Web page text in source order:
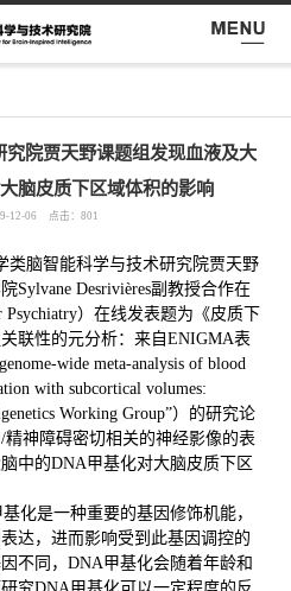
院贾天野课题组发现血液及大
脑皮质下区域体积的影响
12-06 点击：801
类脑智能科学与技术研究院贾天野
Sylvane Desrivières副教授合作在
Psychiatry）在线发表题为《皮质下
联性的元分析：来自ENIGMA表
wide meta-analysis of blood
with subcortical volumes:
Working Group”）的研究论
神障碍密切相关的神经影像的表
中的DNA甲基化对大脑皮质下区
化是一种重要的基因修饰机能，
达，进而影响受到此基因调控的
不同，DNA甲基化会随着年龄和